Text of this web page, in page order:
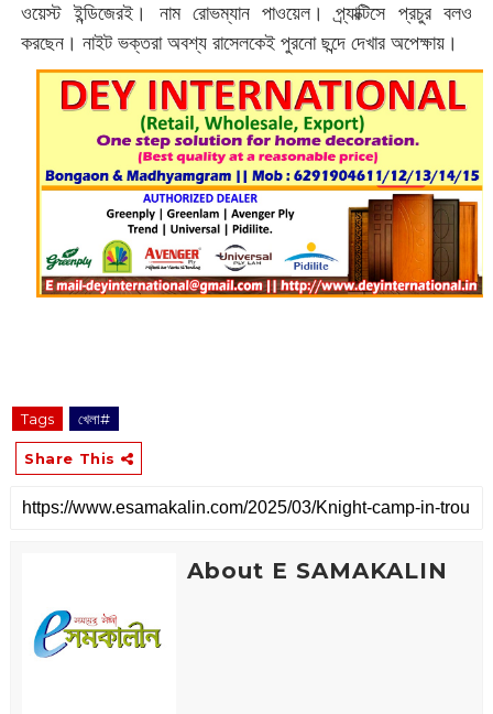
ওয়েস্ট ইন্ডিজেরই। নাম রোভম্যান পাওয়েল। প্র্যাক্টিসে প্রচুর বলও
করছেন। নাইট ভক্তরা অবশ্য রাসেলকেই পুরনো ছন্দে দেখার অপেক্ষায়।
Tags খেলা#
Share This
About E SAMAKALIN